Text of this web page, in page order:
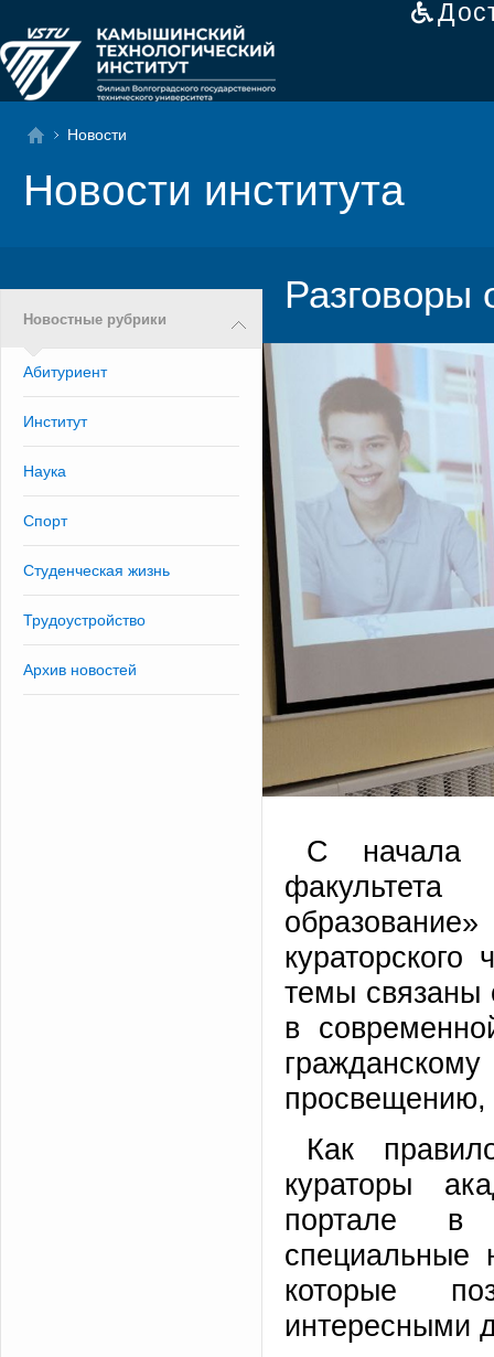
Новости
Новости института
Новостные рубрики
Абитуриент
Институт
Наука
Спорт
Студенческая жизнь
Трудоустройство
Архив новостей
С начала
темы связаны
в
просвещению,
Как
кураторы
портале в
специальные
которые
интересными